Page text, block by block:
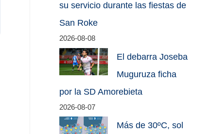
su servicio durante las fiestas de
San Roke
2026-08-08
El debarra Joseba
Muguruza ficha
por la SD Amorebieta
2026-08-07
Más de 30ºC, sol